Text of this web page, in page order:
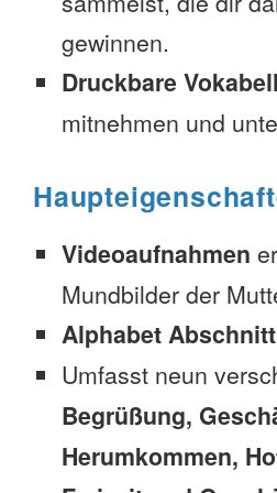
gewinnen.
Druckbare
mitnehmen und
Videoaufnahmen
Mundbilder der
Alphabet Abschnitt
Umfasst neun
Begrüßung,
Herumkommen,